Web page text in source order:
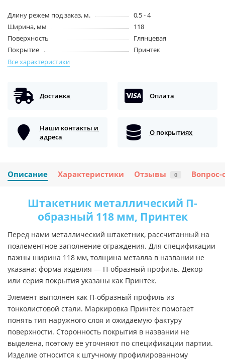
Длину режем под заказ, м.
0,5 - 4
Ширина, мм
118
Поверхность
Глянцевая
Покрытие
Принтек
Все характеристики
Доставка Оплата
Наши контакты и
адреса
О покрытиях
Описание Характеристики Отзывы 0 Вопрос-
Штакетник металлический П-
образный 118 мм, Принтек
Перед нами металлический штакетник, рассчитанный на
поэлементное заполнение ограждения. Для спецификации
важны ширина 118 мм, толщина металла в названии не
указана; форма изделия — П-образный профиль. Декор
или серия покрытия указаны как Принтек.
Элемент выполнен как П-образный профиль из
тонколистовой стали. Маркировка Принтек помогает
понять тип наружного слоя и ожидаемую фактуру
поверхности. Сторонность покрытия в названии не
выделена, поэтому ее уточняют по спецификации партии.
Изделие относится к штучному профилированному